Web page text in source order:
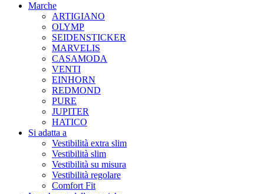
Marche
ARTIGIANO
OLYMP
SEIDENSTICKER
MARVELIS
CASAMODA
VENTI
EINHORN
REDMOND
PURE
JUPITER
HATICO
Si adatta a
Vestibilità extra slim
Vestibilità slim
Vestibilità su misura
Vestibilità regolare
Comfort Fit